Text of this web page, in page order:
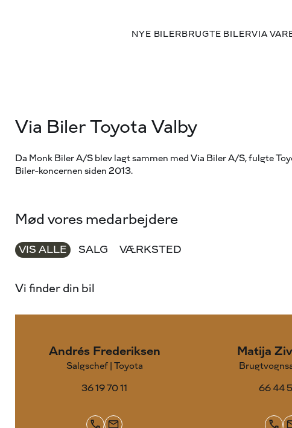
NYE BILER BRUGTE BILERVIA
Via Biler Toyota Valby
Da Monk Biler A/S blev lagt sammen med Via Biler A/S, fulgte
Biler-koncernen siden 2013.
Mød vores medarbejdere
Vi finder din bil
Andrés Frederiksen
Salgschef | Toyota
36 19 70 11
Matija
66 44